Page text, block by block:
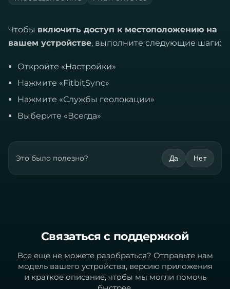
Чтобы включить доступ к местоположению на
вашем устройстве, выполните следующие шаги:
Откройте «Настройки»
Нажмите «FitbitSync»
Нажмите «Службы геолокации»
Выберите «Всегда»
Это было полезно? Да Нет
Связаться с поддержкой
Все еще не можете разобраться? Отправьте нам
модель вашего устройства, версию приложения
и краткое описание, чтобы мы могли помочь